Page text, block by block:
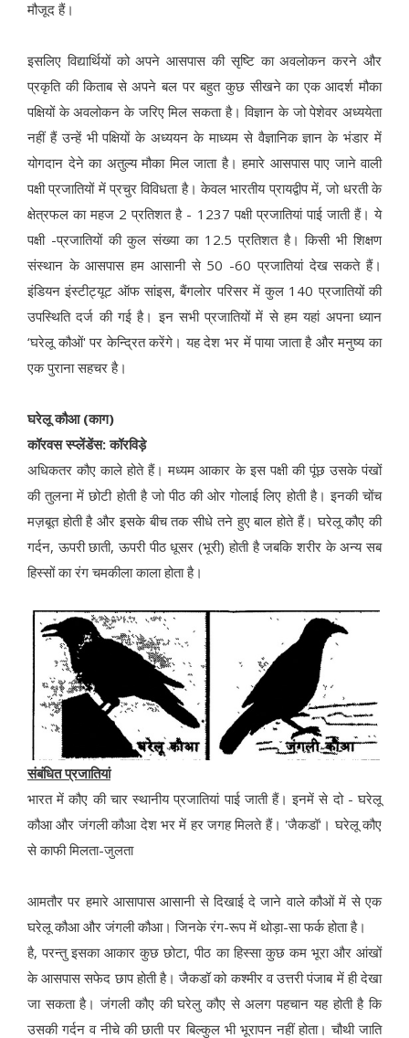
मौजूद हैं।
इसलिए विद्यार्थियों को अपने आसपास की सृष्टि का अवलोकन करने और
प्रकृति की किताब से अपने बल पर बहुत कुछ सीखने का एक आदर्श मौका
पक्षियों के अवलोकन के जरिए मिल सकता है। विज्ञान के जो पेशेवर अध्ययेता
नहीं हैं उन्हें भी पक्षियों के अध्ययन के माध्यम से वैज्ञानिक ज्ञान के भंडार में
योगदान देने का अतुल्य मौका मिल जाता है। हमारे आसपास पाए जाने वाली
पक्षी प्रजातियों में प्रचुर विविधता है। केवल भारतीय प्रायद्वीप में, जो धरती के
क्षेत्रफल का महज 2 प्रतिशत है - 1237 पक्षी प्रजातियां पाई जाती हैं। ये
पक्षी -प्रजातियों की कुल संख्या का 12.5 प्रतिशत है। किसी भी शिक्षण
संस्थान के आसपास हम आसानी से 50 -60 प्रजातियां देख सकते हैं।
इंडियन इंस्टीट्यूट ऑफ सांइस, बैंगलोर परिसर में कुल 140 प्रजातियों की
उपस्थिति दर्ज की गई है। इन सभी प्रजातियों में से हम यहां अपना ध्यान
‘घरेलू कौओं' पर केन्द्रित करेंगे। यह देश भर में पाया जाता है और मनुष्य का
एक पुराना सहचर है।
घरेलू कौआ (काग)
कॉरवस स्प्लेंडेंस: कॉरविड़े
अधिकतर कौए काले होते हैं। मध्यम आकार के इस पक्षी की पूंछ उसके पंखों
की तुलना में छोटी होती है जो पीठ की ओर गोलाई लिए होती है। इनकी चोंच
मज़बूत होती है और इसके बीच तक सीधे तने हुए बाल होते हैं। घरेलू कौए की
गर्दन, ऊपरी छाती, ऊपरी पीठ धूसर (भूरी) होती है जबकि शरीर के अन्य सब
हिस्सों का रंग चमकीला काला होता है।
संबंधित प्रजातियां
भारत में कौए की चार स्थानीय प्रजातियां पाई जाती हैं। इनमें से दो - घरेलू
कौआ और जंगली कौआ देश भर में हर जगह मिलते हैं। 'जैकडॉ'। घरेलू कौए
से काफी मिलता-जुलता
आमतौर पर हमारे आसापास आसानी से दिखाई दे जाने वाले कौओं में से एक
घरेलू कौआ और जंगली कौआ। जिनके रंग-रूप में थोड़ा-सा फर्क होता है।
है, परन्तु इसका आकार कुछ छोटा, पीठ का हिस्सा कुछ कम भूरा और आंखों
के आसपास सफेद छाप होती है। जैकडॉ को कश्मीर व उत्तरी पंजाब में ही देखा
जा सकता है। जंगली कौए की घरेलु कौए से अलग पहचान यह होती है कि
उसकी गर्दन व नीचे की छाती पर बिल्कुल भी भूरापन नहीं होता। चौथी जाति